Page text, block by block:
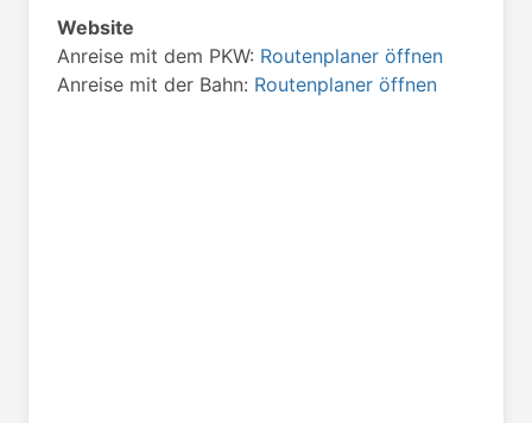
Website
Anreise mit dem PKW: Routenplaner öffnen
Anreise mit der Bahn: Routenplaner öffnen